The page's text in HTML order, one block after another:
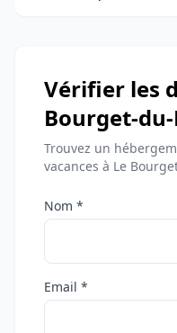
Vérifier les
Bourget-
Trouvez un
vacances à Le
Nom *
Email *